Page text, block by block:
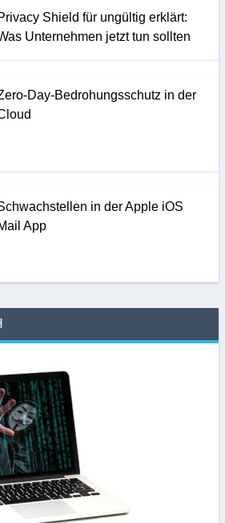
Shield für ungültig erklärt:
Unternehmen jetzt tun sollten
Day-Bedrohungsschutz in der
in der Apple iOS
App